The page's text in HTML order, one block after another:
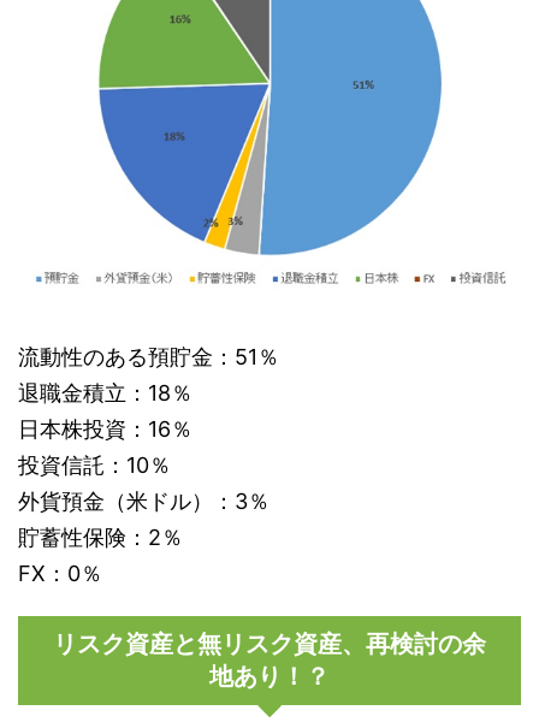
流動性のある預貯金：51％
退職金積立：18％
日本株投資：16％
投資信託：10％
外貨預金（米ドル）：3％
貯蓄性保険：2％
FX：0％
リスク資産と無リスク資産、再検討の余
地あり！？